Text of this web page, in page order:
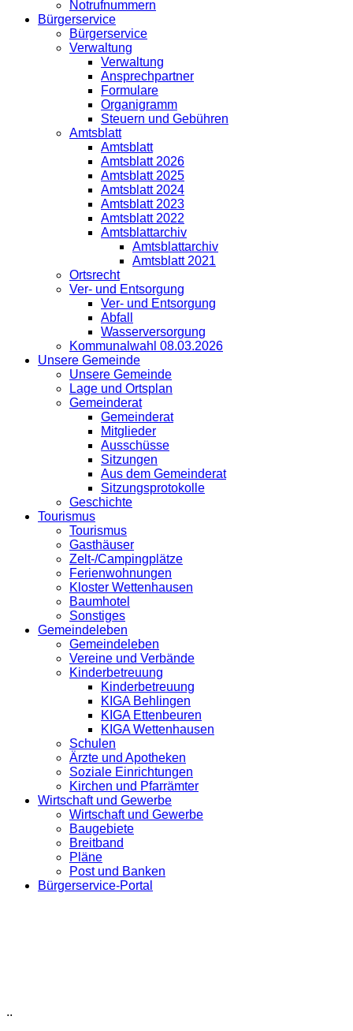
Notrufnummern
Bürgerservice
Bürgerservice
Verwaltung
Verwaltung
Ansprechpartner
Formulare
Organigramm
Steuern und Gebühren
Amtsblatt
Amtsblatt
Amtsblatt 2026
Amtsblatt 2025
Amtsblatt 2024
Amtsblatt 2023
Amtsblatt 2022
Amtsblattarchiv
Amtsblattarchiv
Amtsblatt 2021
Ortsrecht
Ver- und Entsorgung
Ver- und Entsorgung
Abfall
Wasserversorgung
Kommunalwahl 08.03.2026
Unsere Gemeinde
Unsere Gemeinde
Lage und Ortsplan
Gemeinderat
Gemeinderat
Mitglieder
Ausschüsse
Sitzungen
Aus dem Gemeinderat
Sitzungsprotokolle
Geschichte
Tourismus
Tourismus
Gasthäuser
Zelt-/Campingplätze
Ferienwohnungen
Kloster Wettenhausen
Baumhotel
Sonstiges
Gemeindeleben
Gemeindeleben
Vereine und Verbände
Kinderbetreuung
Kinderbetreuung
KIGA Behlingen
KIGA Ettenbeuren
KIGA Wettenhausen
Schulen
Ärzte und Apotheken
Soziale Einrichtungen
Kirchen und Pfarrämter
Wirtschaft und Gewerbe
Wirtschaft und Gewerbe
Baugebiete
Breitband
Pläne
Post und Banken
Bürgerservice-Portal
..